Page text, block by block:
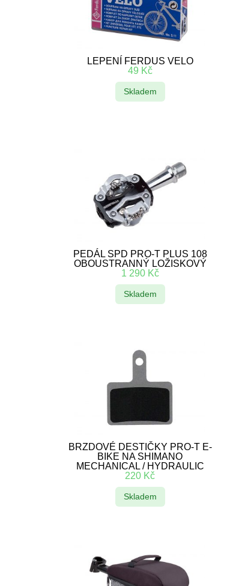
LEPENÍ FERDUS VELO
49 Kč
Skladem
PEDÁL SPD PRO-T PLUS 108
OBOUSTRANNÝ LOŽISKOVÝ
1 290 Kč
Skladem
BRZDOVÉ DESTIČKY PRO-T E-
BIKE NA SHIMANO
MECHANICAL / HYDRAULIC
220 Kč
Skladem